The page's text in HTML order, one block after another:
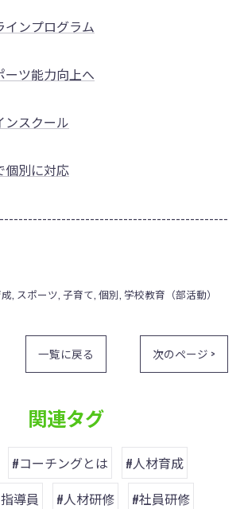
インプログラム
ーツ能力向上へ
ンスクール
個別に対応
スポーツ 子育て 個別 学校教育（部活動）
一覧に戻る 次のページ >
関連タグ
#コーチングとは
#人材育成
導員
#人材研修
#社員研修